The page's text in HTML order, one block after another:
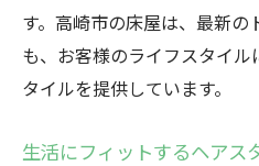
す。高崎市の床屋は、最新の
も、お客様のライフスタイ
タイルを提供しています。
生活にフィットするヘアス